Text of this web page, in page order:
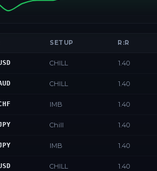
SETUP R:R
CHILL 1.40
CHILL 1.40
IMB 1.40
Chill 1.40
IMB 1.40
CHILL 1.40